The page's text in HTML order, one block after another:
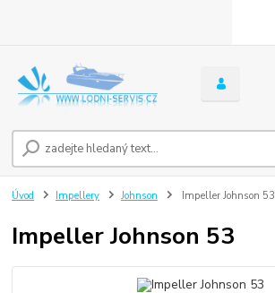
Úvod Impellery Johnson Impeller Johnson 53
Impeller Johnson 53